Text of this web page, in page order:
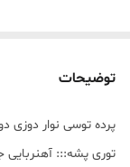
توضیحات
پرده توسی نوار دوزی
توری پشه::: آهنربایی